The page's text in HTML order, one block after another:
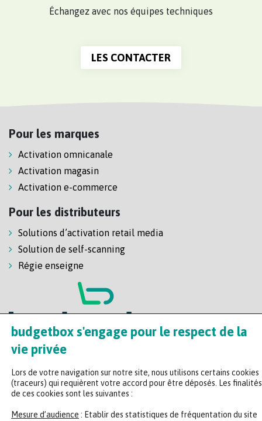
Échangez avec nos équipes techniques
LES CONTACTER
Pour les marques
Activation omnicanale
Activation magasin
Activation e-commerce
Pour les distributeurs
Solutions d’activation retail media
Solution de self-scanning
Régie enseigne
Headquarters
47 rue de la Chaussée d'Antin, 75009 Paris
budgetbox s'engage pour le respect de la
vie privée
Lors de votre navigation sur notre site, nous utilisons certains cookies
(traceurs) qui requièrent votre accord pour être déposés. Les finalités
de ces cookies sont les suivantes :
Mesure d’audience : Etablir des statistiques de fréquentation du site